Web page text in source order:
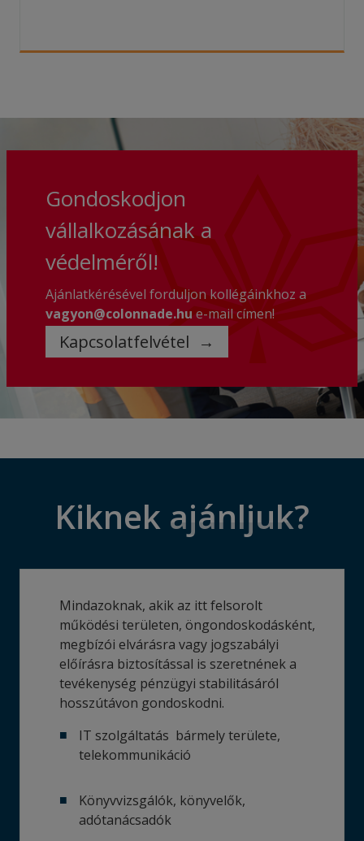
Gondoskodjon
vállalkozásának a
védelméről!
Ajánlatkérésével forduljon kollégáinkhoz a
vagyon@colonnade.hu e-mail címen!
Kapcsolatfelvétel
Kiknek ajánljuk?
Mindazoknak, akik az itt felsorolt
működési területen, öngondoskodásként,
megbízói elvárásra vagy jogszabályi
előírásra biztosítással is szeretnének a
tevékenység pénzügyi stabilitásáról
hosszútávon gondoskodni.
IT szolgáltatás bármely területe,
telekommunikáció
Könyvvizsgálók, könyvelők,
adótanácsadók